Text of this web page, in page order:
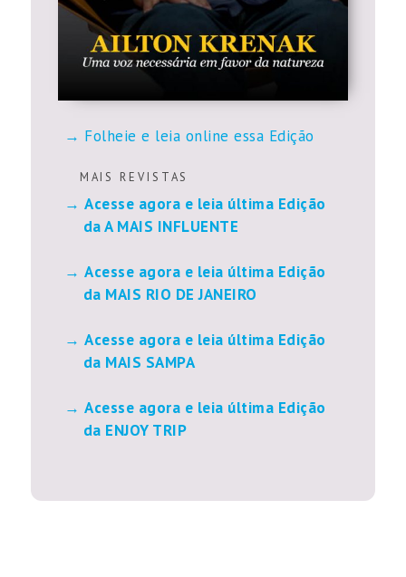
Folheie e leia online essa Edição
M A I S R E V I S T A S
Acesse agora e leia última Edição
da A MAIS INFLUENTE
Acesse agora e leia última Edição
da MAIS RIO DE JANEIRO
Acesse agora e leia última Edição
da MAIS SAMPA
Acesse agora e leia última Edição
da ENJOY TRIP